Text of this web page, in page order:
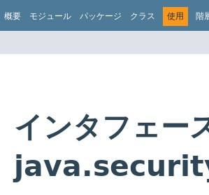
概要 モジュール パッケージ クラス 使用 階
インタフェー